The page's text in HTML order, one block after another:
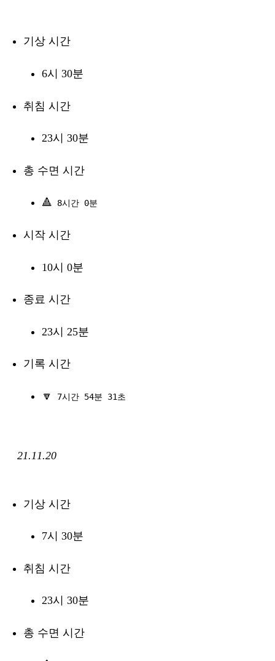
기상 시간
6시 30분
취침 시간
23시 30분
총 수면 시간
🔺 8시간 0분
시작 시간
10시 0분
종료 시간
23시 25분
기록 시간
🔽 7시간 54분 31초
21.11.20
기상 시간
7시 30분
취침 시간
23시 30분
총 수면 시간